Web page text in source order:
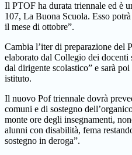
Il PTOF ha durata triennale ed è
107, La Buona Scuola. Esso
il mese di ottobre”.
Cambia l’iter di preparazione del
elaborato dal Collegio dei
dal dirigente scolastico” e sarà
istituto.
Il nuovo Pof triennale dovrà
comuni e di sostegno
monte ore degli insegnamenti,
alunni con disabilità, fema
sostegno in deroga”.